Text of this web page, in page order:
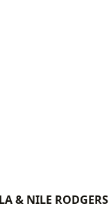
& NILE RODGERS